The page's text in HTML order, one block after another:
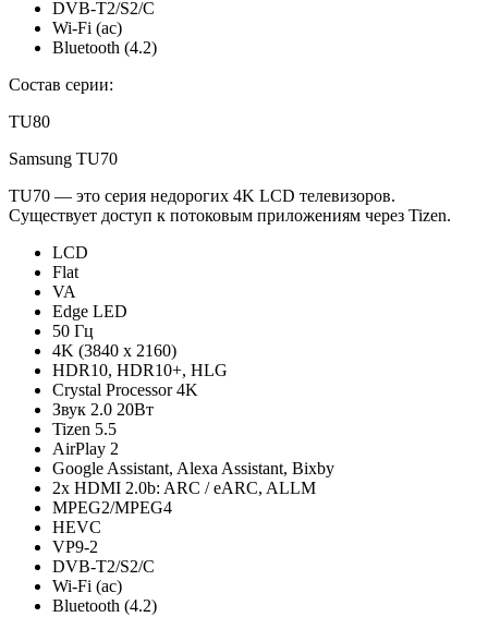
DVB-T2/S2/C
Wi-Fi (ac)
Bluetooth (4.2)
Состав серии:
TU80
Samsung TU70
TU70 — это серия недорогих 4K LCD телевизоров.
Существует доступ к потоковым приложениям через Tizen.
LCD
Flat
VA
Edge LED
50 Гц
4K (3840 x 2160)
HDR10, HDR10+, HLG
Crystal Processor 4K
Звук 2.0 20Вт
Tizen 5.5
AirPlay 2
Google Assistant, Alexa Assistant, Bixby
2x HDMI 2.0b: ARC / eARC, ALLM
MPEG2/MPEG4
HEVC
VP9-2
DVB-T2/S2/C
Wi-Fi (ac)
Bluetooth (4.2)